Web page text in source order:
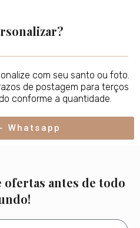
com seu santo ou foto.
de postagem para terços
conforme a quantidade.
Whatsapp
ofertas antes de todo